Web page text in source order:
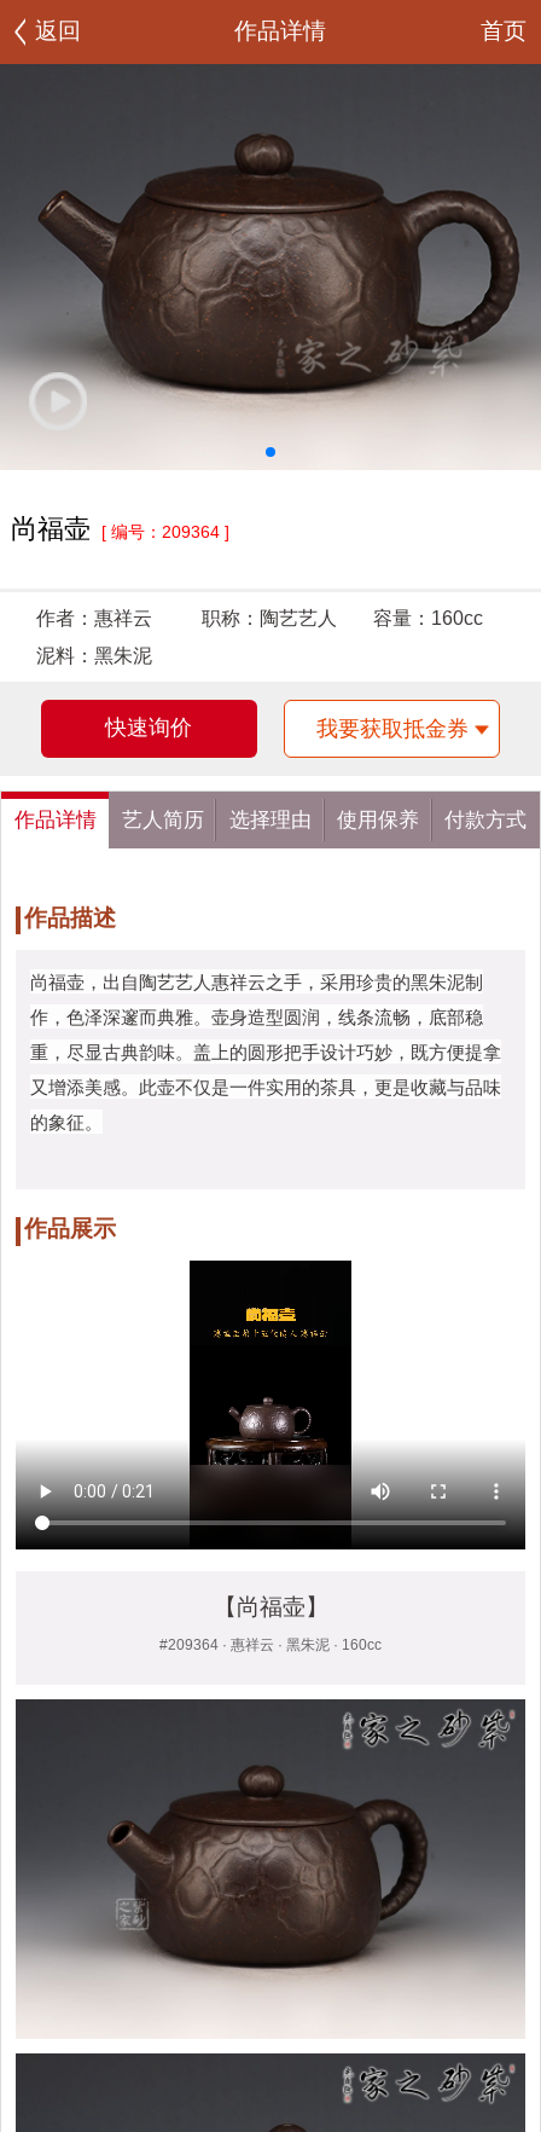
返回 作品详情 首页
尚福壶 [ 编号：209364 ]
作者： 惠祥云 职称： 陶艺艺人 容量： 160cc
泥料： 黑朱泥
快速询价 我要获取抵金券
作品详情 艺人简历 选择理由 使用保养 付款方式
作品描述
尚福壶，出自陶艺艺人惠祥云之手，采用珍贵的黑朱泥制
作，色泽深邃而典雅。壶身造型圆润，线条流畅，底部稳
重，尽显古典韵味。盖上的圆形把手设计巧妙，既方便提拿
又增添美感。此壶不仅是一件实用的茶具，更是收藏与品味
的象征。
作品展示
【尚福壶】
#209364 · 惠祥云 · 黑朱泥 · 160cc